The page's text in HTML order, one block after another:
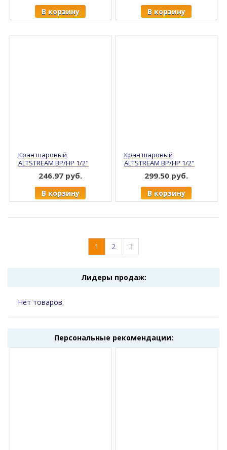
В корзину В корзину
Кран шаровый
ALTSTREAM ВР/НР 1/2"
"американкой", никель
(15/120)
246.97 руб.
В корзину
Кран шаровый
ALTSTREAM ВР/НР 1/2"
бабочка, угловой, с
"американкой", никель
(12/96)
299.50 руб.
В корзину
1 2
Лидеры продаж:
Нет товаров.
Персональные рекомендации: